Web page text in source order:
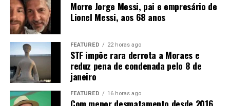
A forma de caça também apresenta diferenças em
relação à onça-pintada. A onça-parda geralmente mata
suas presas por meio de uma mordida no pescoço,
provocando asfixia. Depois, costuma começar a se
alimentar pela região das costelas, do abdômen e das
vísceras.
Quando não consome toda a presa, o animal pode
esconder a carcaça utilizando folhas, terra e galhos.
Morre Jorge Messi, pai e empresário de
Lionel Messi, aos 68 anos
FEATURED 22 horas ago
STF impõe rara derrota a Moraes e
reduz pena de condenada pelo 8 de
janeiro
FEATURED 16 horas ago
Com menor desmatamento desde 2016,